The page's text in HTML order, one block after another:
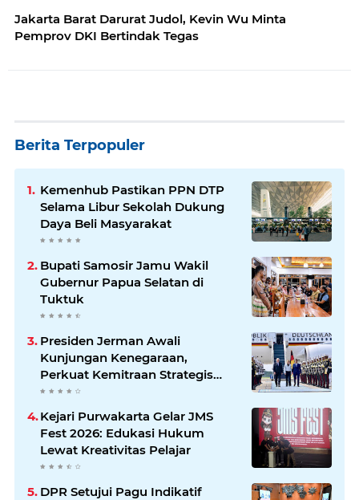
Jakarta Barat Darurat Judol, Kevin Wu Minta
Pemprov DKI Bertindak Tegas
Berita Terpopuler
Kemenhub Pastikan PPN DTP
Selama Libur Sekolah Dukung
Daya Beli Masyarakat
Bupati Samosir Jamu Wakil
Gubernur Papua Selatan di
Tuktuk
Presiden Jerman Awali
Kunjungan Kenegaraan,
Perkuat Kemitraan Strategis
Indonesia–Jerman
Kejari Purwakarta Gelar JMS
Fest 2026: Edukasi Hukum
Lewat Kreativitas Pelajar
DPR Setujui Pagu Indikatif